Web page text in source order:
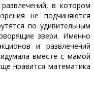
в котором
не подчиняются
по удивительным
звери. Именно
и развлечений
вместе с мамой
нравится математика
всю свою жизнь, но